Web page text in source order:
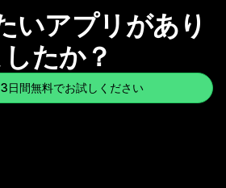
いアプリがあり
したか？
日間無料でお試しください